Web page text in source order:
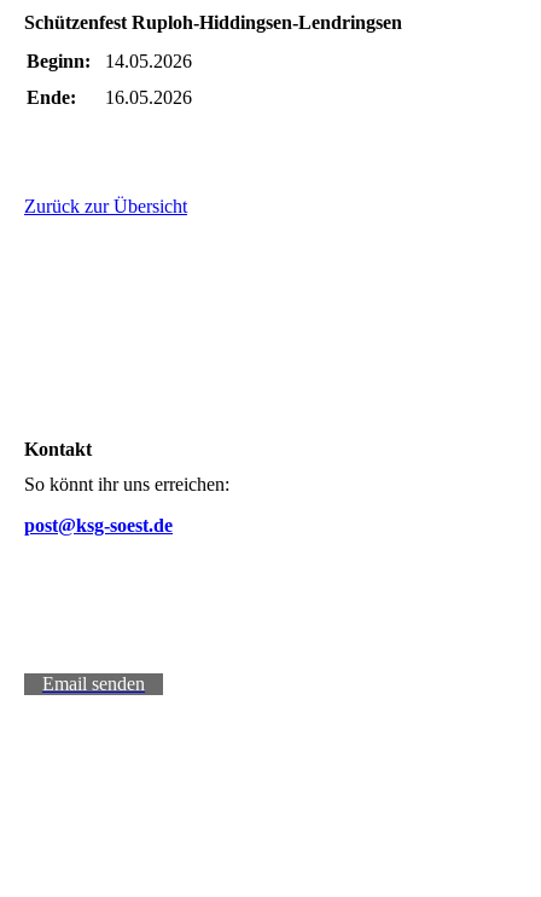
Schützenfest Ruploh-Hiddingsen-Lendringsen
Beginn:
14.05.2026
Ende:
16.05.2026
Zurück zur Übersicht
Kontakt
So könnt ihr uns erreichen:
post@ksg-soest.de
Email senden